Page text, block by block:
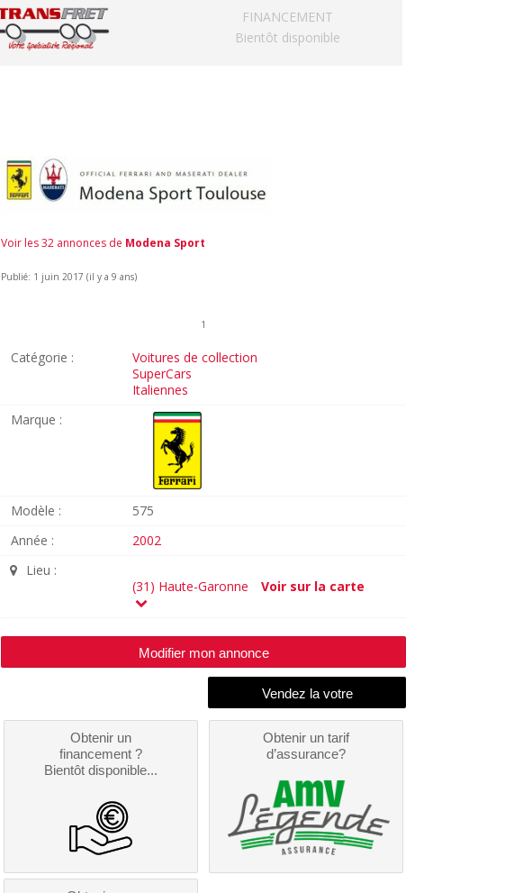
FINANCEMENT
Bientôt disponible
Voir les 32 annonces de Modena Sport
Publié: 1 juin 2017 (il y a 9 ans)
1
Catégorie :
Voitures de collection
SuperCars
Italiennes
Marque :
Modèle :
575
Année :
2002
Lieu :
(31) Haute-Garonne
Voir sur la carte
Modifier mon annonce
Obtenir un
financement ?
Bientôt disponible...
Obtenir un tarif
d’assurance?